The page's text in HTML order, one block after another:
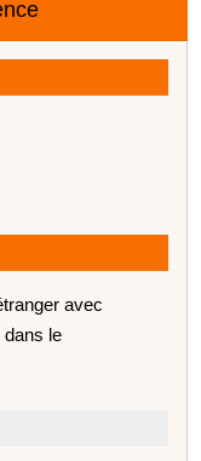
avec
dans le